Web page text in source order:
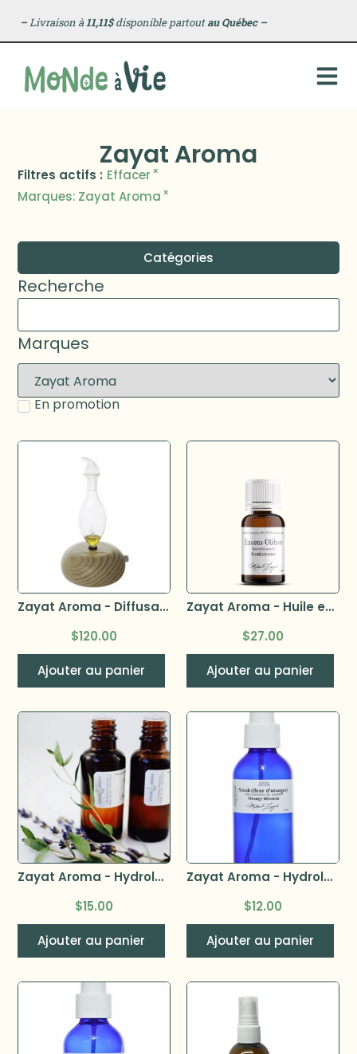
–Livraison à11,11$disponible partoutau Québec –
Zayat Aroma
Filtres actifs : Effacer ×
Marques: Zayat Aroma ×
Catégories
Recherche
Marques
En promotion
Zayat Aroma - Diffusaroma standard diffuseur (pompe interne)
$120.00
Ajouter au panier
Zayat Aroma - Huile essentielle Encens Oliban Somalie bio (Boswellia carterii) 5ml
$27.00
Ajouter au panier
Zayat Aroma - Hydrolat Centaurée bio (Centaurea cyanus) bio 125ml
$15.00
Ajouter au panier
Zayat Aroma - Hydrolat de Néroli (fleur d’oranger) 125ml
$12.00
Ajouter au panier